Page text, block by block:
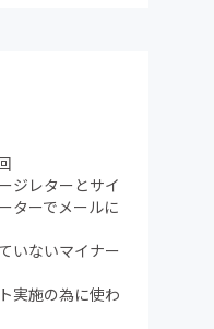
ジレターとサイ
ターでメールに
いないマイナー
実施の為に使わ